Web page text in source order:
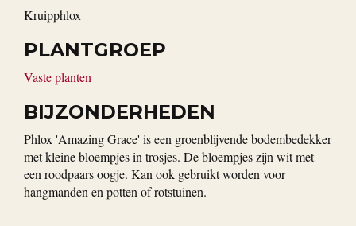
Kruipphlox
PLANTGROEP
Vaste planten
BIJZONDERHEDEN
Phlox 'Amazing Grace' is een groenblijvende bodembedekker
met kleine bloempjes in trosjes. De bloempjes zijn wit met
een roodpaars oogje. Kan ook gebruikt worden voor
hangmanden en potten of rotstuinen.